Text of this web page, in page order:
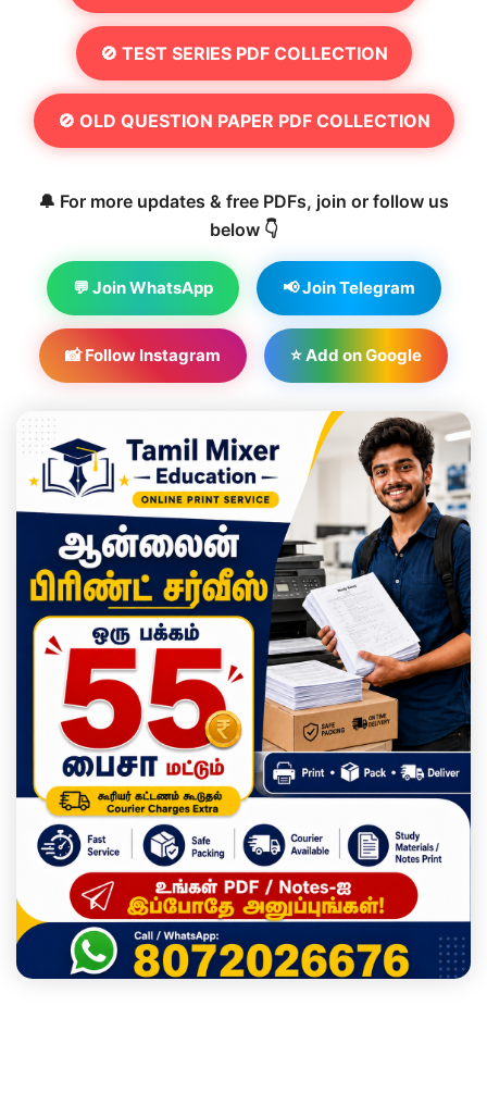
🚫 TEST SERIES PDF COLLECTION
🚫 OLD QUESTION PAPER PDF COLLECTION
🔔 For more updates & free PDFs, join or follow us
below 👇
💬 Join WhatsApp 📢 Join Telegram
📸 Follow Instagram ⭐ Add on Google